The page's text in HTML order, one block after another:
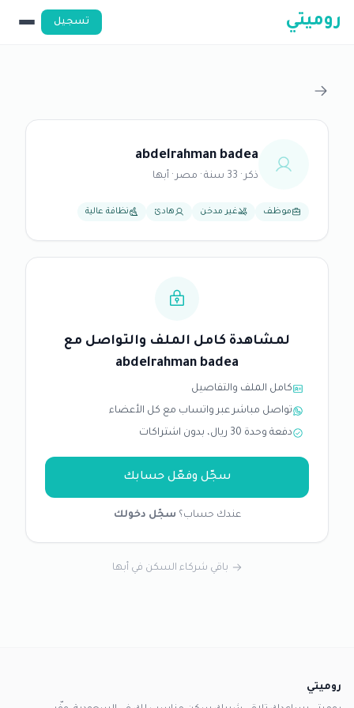
روميتي تسجيل
abdelrahman badea
ذكر · 33 سنة · مصر · أبها
موظف غير مدخن هادئ نظافة عالية
لمشاهدة كامل الملف والتواصل مع
abdelrahman badea
كامل الملف والتفاصيل
تواصل مباشر عبر واتساب مع كل الأعضاء
دفعة وحدة 30 ريال، بدون اشتراكات
سجّل وفعّل حسابك
عندك حساب؟ سجّل دخولك
باقي شركاء السكن في أبها
روميتي